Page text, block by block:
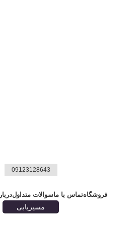
09123128643
فروشگاهتماس با ماسوالات متداول
مسیریابی